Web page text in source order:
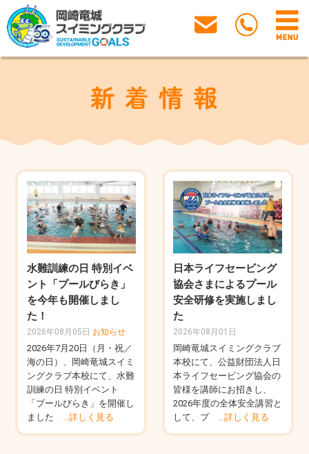
水難訓練の日 特別イベ
ント「プールびらき」
を今年も開催しまし
た！
2026年08月05日 お知らせ
2026年7月20日（月・祝／
海の日）、岡崎竜城スイミ
ングクラブ本校にて、水難
訓練の日 特別イベント
「プールびらき」を開催し
ました …詳しく見る
日本ライフセービング
協会さまによるプール
安全研修を実施しまし
た
2026年08月01日
岡崎竜城スイミングクラブ
本校にて、公益財団法人日
本ライフセービング協会の
皆様を講師にお招きし、
2026年度の全体安全講習と
して、プ …詳しく見る